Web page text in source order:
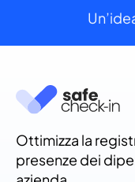
Ottimizza la
presenze dei